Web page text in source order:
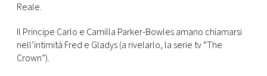
CONSIGLIA
Reale.
Il Principe Carlo e Camilla Parker-Bowles amano chiamarsi
nell’intimità Fred e Gladys (a rivelarlo, la serie tv “The
Crown”).